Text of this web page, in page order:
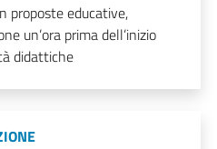
proposte educative,
un’ora prima dell’inizio
didattiche